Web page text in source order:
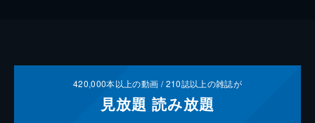
420,000本以上の動画 /210誌以上の雑誌が
見放題 読み放題